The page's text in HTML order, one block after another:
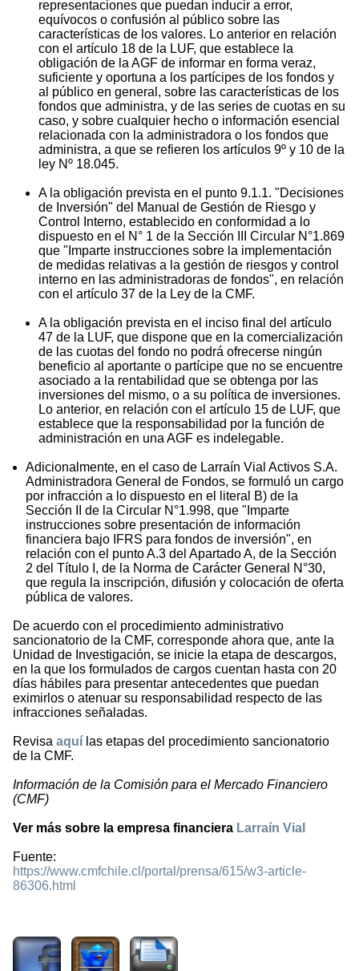
representaciones que puedan inducir a error,
equívocos o confusión al público sobre las
características de los valores. Lo anterior en relación
con el artículo 18 de la LUF, que establece la
obligación de la AGF de informar en forma veraz,
suficiente y oportuna a los partícipes de los fondos y
al público en general, sobre las características de los
fondos que administra, y de las series de cuotas en su
caso, y sobre cualquier hecho o información esencial
relacionada con la administradora o los fondos que
administra, a que se refieren los artículos 9º y 10 de la
ley Nº 18.045.
A la obligación prevista en el punto 9.1.1. "Decisiones
de Inversión" del Manual de Gestión de Riesgo y
Control Interno, establecido en conformidad a lo
dispuesto en el N° 1 de la Sección III Circular N°1.869
que "Imparte instrucciones sobre la implementación
de medidas relativas a la gestión de riesgos y control
interno en las administradoras de fondos", en relación
con el artículo 37 de la Ley de la CMF.
A la obligación prevista en el inciso final del artículo
47 de la LUF, que dispone que en la comercialización
de las cuotas del fondo no podrá ofrecerse ningún
beneficio al aportante o partícipe que no se encuentre
asociado a la rentabilidad que se obtenga por las
inversiones del mismo, o a su política de inversiones.
Lo anterior, en relación con el artículo 15 de LUF, que
establece que la responsabilidad por la función de
administración en una AGF es indelegable.
Adicionalmente, en el caso de Larraín Vial Activos S.A.
Administradora General de Fondos, se formuló un cargo
por infracción a lo dispuesto en el literal B) de la
Sección II de la Circular N°1.998, que "Imparte
instrucciones sobre presentación de información
financiera bajo IFRS para fondos de inversión", en
relación con el punto A.3 del Apartado A, de la Sección
2 del Título I, de la Norma de Carácter General N°30,
que regula la inscripción, difusión y colocación de oferta
pública de valores.
De acuerdo con el procedimiento administrativo
sancionatorio de la CMF, corresponde ahora que, ante la
Unidad de Investigación, se inicie la etapa de descargos,
en la que los formulados de cargos cuentan hasta con 20
días hábiles para presentar antecedentes que puedan
eximirlos o atenuar su responsabilidad respecto de las
infracciones señaladas.
Revisa aquí las etapas del procedimiento sancionatorio
de la CMF.
Información de la Comisión para el Mercado Financiero
(CMF)
Ver más sobre la empresa financiera Larraín Vial
Fuente:
https://www.cmfchile.cl/portal/prensa/615/w3-article-
86306.html